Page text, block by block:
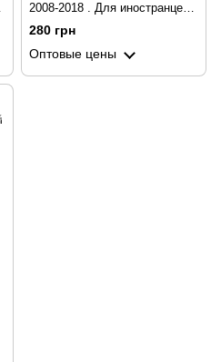
2008-2018 . Для иностранцев
русскоязычных. Формат А5
280 грн
Оптовые цены